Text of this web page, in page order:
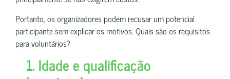
Portanto, os organizadores podem recusar um potencial
participante sem explicar os motivos. Quais são os requisitos
para voluntários?
1. Idade e qualificação